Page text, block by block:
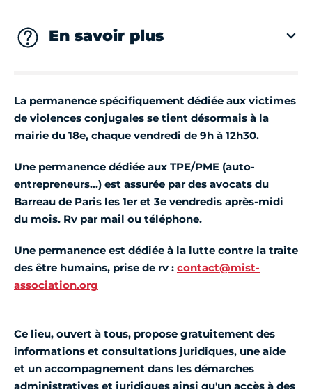
Jeudi Fermé
Samedi Fermé
Dimanche Fermé
En savoir plus
La permanence spécifiquement dédiée aux victimes
de violences conjugales se tient désormais à la
mairie du 18e, chaque vendredi de 9h à 12h30.
Une permanence dédiée aux TPE/PME (auto-
entrepreneurs...) est assurée par des avocats du
Barreau de Paris les 1er et 3e vendredis après-midi
du mois. Rv par mail ou téléphone.
Une permanence est dédiée à la lutte contre la traite
des être humains, prise de rv : contact@mist-
association.org
Ce lieu, ouvert à tous, propose gratuitement des
informations et consultations juridiques, une aide
et un accompagnement dans les démarches
administratives et juridiques ainsi qu'un accès à des